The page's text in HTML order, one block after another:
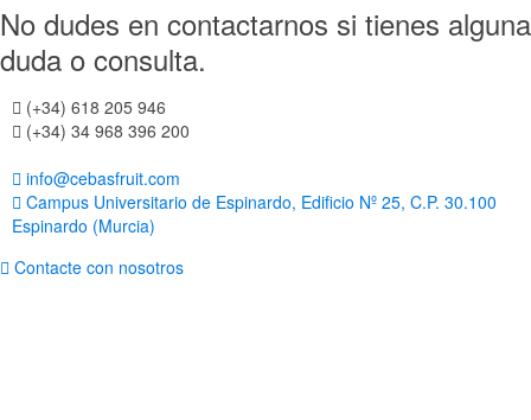
No dudes en contactarnos si tienes alguna
duda o consulta.
(+34) 618 205 946
(+34) 34 968 396 200
info@cebasfruit.com
Campus Universitario de Espinardo, Edificio Nº 25, C.P. 30.100
Espinardo (Murcia)
Contacte con nosotros